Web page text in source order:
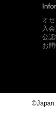
オ
入
公
お
©Japan